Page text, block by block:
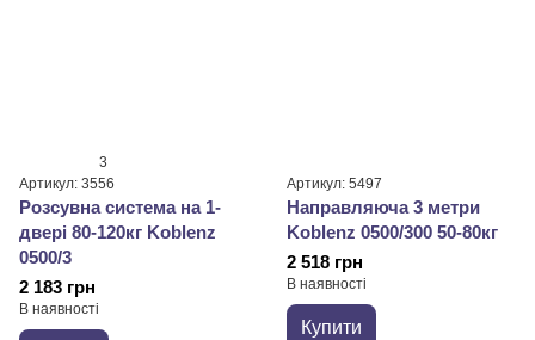
3
Артикул: 3556
Розсувна система на 1-
двері 80-120кг Koblenz
0500/3
2 183 грн
В наявності
Артикул: 5497
Направляюча 3 метри
Koblenz 0500/300 50-80кг
2 518 грн
В наявності
Купити